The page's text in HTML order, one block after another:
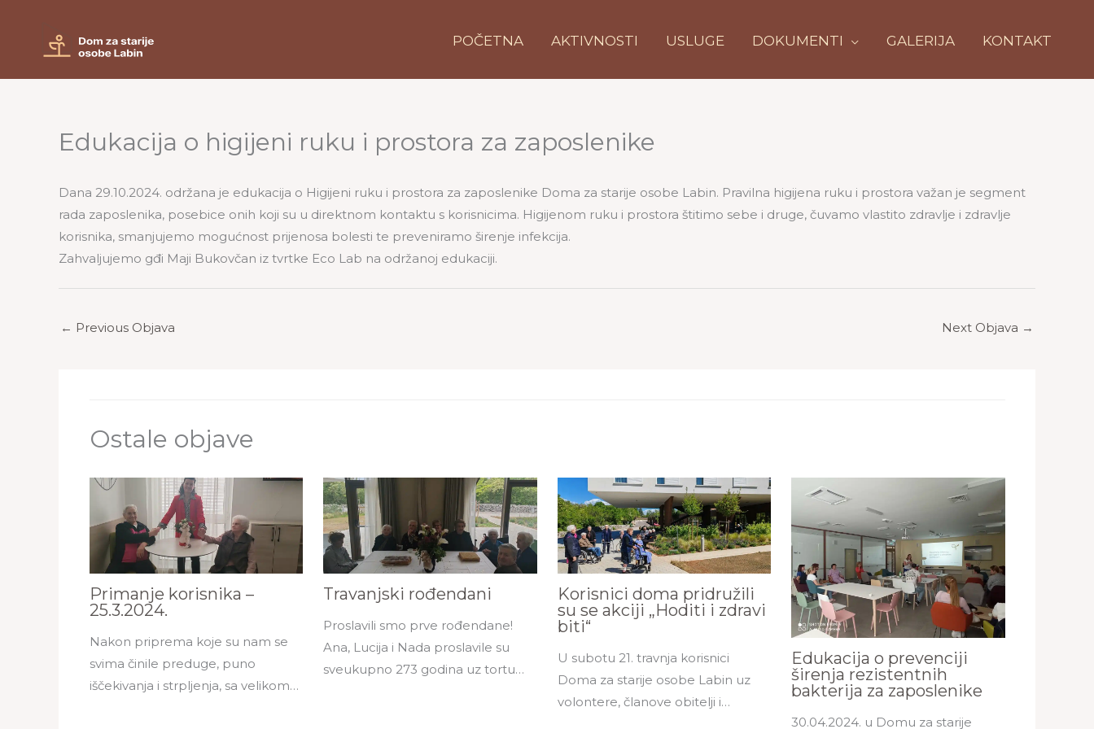
content
POČETNA AKTIVNOSTI USLUGE DOKUMENTI GALERIJA KONTAKT
Edukacija o higijeni ruku i prostora za zaposlenike
Dana 29.10.2024. održana je edukacija o Higijeni ruku i prostora za zaposlenike Doma za starije osobe Labin. Pravilna higijena ruku i prostora važan je segment
rada zaposlenika, posebice onih koji su u direktnom kontaktu s korisnicima. Higijenom ruku i prostora štitimo sebe i druge, čuvamo vlastito zdravlje i zdravlje
korisnika, smanjujemo mogućnost prijenosa bolesti te preveniramo širenje infekcija.
Zahvaljujemo gđi Maji Bukovčan iz tvrtke Eco Lab na održanoj edukaciji.
← Previous Objava Next Objava →
Ostale objave
Primanje korisnika –
25.3.2024.
Nakon priprema koje su nam se
svima činile preduge, puno
iščekivanja i strpljenja, sa velikom…
Travanjski rođendani
Proslavili smo prve rođendane!
Ana, Lucija i Nada proslavile su
sveukupno 273 godina uz tortu…
Korisnici doma pridružili
su se akciji „Hoditi i zdravi
biti“
U subotu 21. travnja korisnici
Doma za starije osobe Labin uz
volontere, članove obitelji i…
Edukacija o prevenciji
širenja rezistentnih
bakterija za zaposlenike
30.04.2024. u Domu za starije